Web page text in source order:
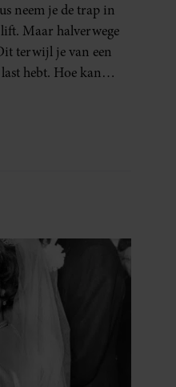
neem je de trap in
Maar halverwege
terwijl je van een
hebt. Hoe kan